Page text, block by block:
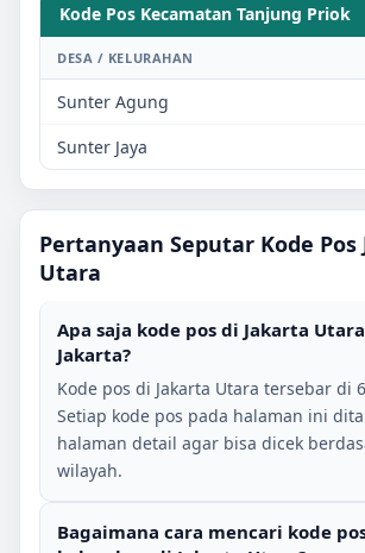
Kode Pos Kecamatan Tanjung Priok
DESA / KELURAHAN
Sunter Agung
Sunter Jaya
Pertanyaan Seputar Kode Pos
Utara
Apa saja kode pos di Jakarta Utara
Jakarta?
Kode pos di Jakarta Utara tersebar di 6
Setiap kode pos pada halaman ini
halaman detail agar bisa dicek
wilayah.
Bagaimana cara mencari kode